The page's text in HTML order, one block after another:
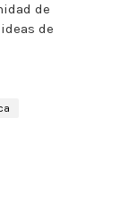
de
de